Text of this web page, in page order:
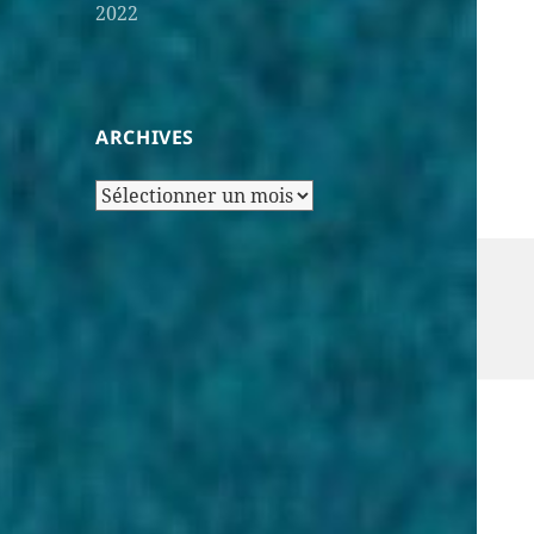
2022
ARCHIVES